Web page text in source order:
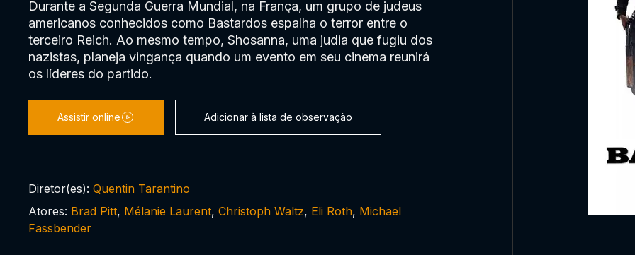
Durante a Segunda Guerra Mundial, na França, um grupo de judeus
americanos conhecidos como Bastardos espalha o terror entre o
terceiro Reich. Ao mesmo tempo, Shosanna, uma judia que fugiu dos
nazistas, planeja vingança quando um evento em seu cinema reunirá
os líderes do partido.
Assistir online Adicionar à lista de observação
Diretor(es): Quentin Tarantino
Atores: Brad Pitt, Mélanie Laurent, Christoph Waltz, Eli Roth, Michael
Fassbender